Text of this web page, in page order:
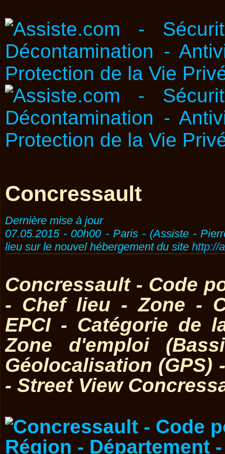
Concressault
Dernière mise à jour
07.05.2015 - 00h00 - Paris - (Assiste -
lieu sur le nouvel hébergement du site http://
Concressault - Code
- Chef lieu - Zone -
EPCI - Catégorie de
Zone d'emploi
Géolocalisation (GPS)
- Street View